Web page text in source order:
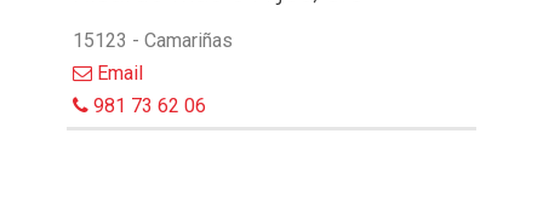
15123 - Camariñas
Email
981 73 62 06